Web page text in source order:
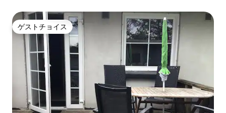
ゲストチョイス
ゲストチョイス